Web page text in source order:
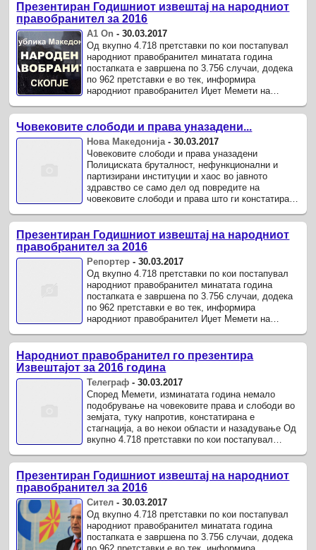
Презентиран Годишниот извештај на народниот
правобранител за 2016
А1 On -30.03.2017
Од вкупно 4.718 претставки по кои постапувал
народниот правобранител минатата година
постапката е завршена по 3.756 случаи, додека
по 962 претставки е во тек, информира
народниот правобранител Иџет Мемети на
Човековите слободи и права уназадени...
Нова Македонија-30.03.2017
Човековите слободи и права уназадени
Полициската бруталност, нефункционални и
партизирани институции и хаос во јавното
здравство се само дел од повредите на
човековите слободи и права што ги констатирал
Презентиран Годишниот извештај на народниот
правобранител за 2016
Репортер -30.03.2017
Од вкупно 4.718 претставки по кои постапувал
народниот правобранител минатата година
постапката е завршена по 3.756 случаи, додека
по 962 претставки е во тек, информира
народниот правобранител Иџет Мемети на
Народниот правобранител го презентира
Извештајот за 2016 година
Телеграф -30.03.2017
Според Мемети, изминатата година немало
подобрување на човековите права и слободи во
земјата, туку напротив, констатирана е
стагнација, а во некои области и назадување Од
вкупно 4.718 претставки по кои постапувал
Презентиран Годишниот извештај на народниот
правобранител за 2016
Сител -30.03.2017
Од вкупно 4.718 претставки по кои постапувал
народниот правобранител минатата година
постапката е завршена по 3.756 случаи, додека